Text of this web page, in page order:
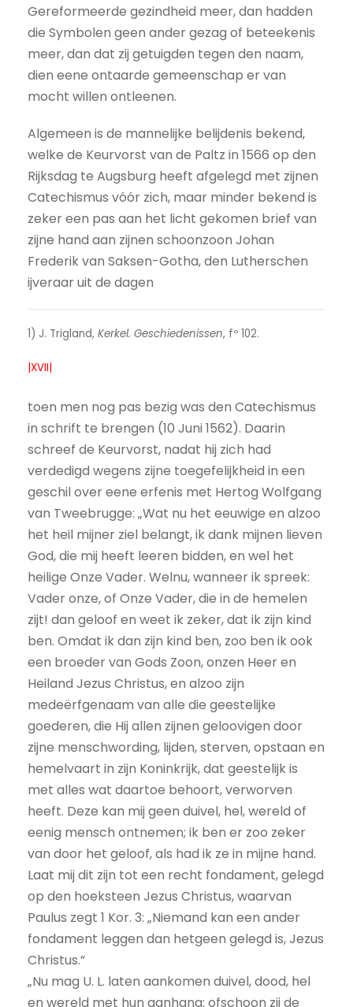
Gereformeerde gezindheid meer, dan hadden
die Symbolen geen ander gezag of beteekenis
meer, dan dat zij getuigden tegen den naam,
dien eene ontaarde gemeenschap er van
mocht willen ontleenen.
Algemeen is de mannelijke belijdenis bekend,
welke de Keurvorst van de Paltz in 1566 op den
Rijksdag te Augsburg heeft afgelegd met zijnen
Catechismus vóór zich, maar minder bekend is
zeker een pas aan het licht gekomen brief van
zijne hand aan zijnen schoonzoon Johan
Frederik van Saksen-Gotha, den Lutherschen
ijveraar uit de dagen
1) J. Trigland, Kerkel. Geschiedenissen, fº 102.
|XVII|
toen men nog pas bezig was den Catechismus
in schrift te brengen (10 Juni 1562). Daarin
schreef de Keurvorst, nadat hij zich had
verdedigd wegens zijne toegefelijkheid in een
geschil over eene erfenis met Hertog Wolfgang
van Tweebrugge: „Wat nu het eeuwige en alzoo
het heil mijner ziel belangt, ik dank mijnen lieven
God, die mij heeft leeren bidden, en wel het
heilige Onze Vader. Welnu, wanneer ik spreek:
Vader onze, of Onze Vader, die in de hemelen
zijt! dan geloof en weet ik zeker, dat ik zijn kind
ben. Omdat ik dan zijn kind ben, zoo ben ik ook
een broeder van Gods Zoon, onzen Heer en
Heiland Jezus Christus, en alzoo zijn
medeërfgenaam van alle die geestelijke
goederen, die Hij allen zijnen geloovigen door
zijne menschwording, lijden, sterven, opstaan en
hemelvaart in zijn Koninkrijk, dat geestelijk is
met alles wat daartoe behoort, verworven
heeft. Deze kan mij geen duivel, hel, wereld of
eenig mensch ontnemen; ik ben er zoo zeker
van door het geloof, als had ik ze in mijne hand.
Laat mij dit zijn tot een recht fondament, gelegd
op den hoeksteen Jezus Christus, waarvan
Paulus zegt 1 Kor. 3: „Niemand kan een ander
fondament leggen dan hetgeen gelegd is, Jezus
Christus.”
„Nu mag U. L. laten aankomen duivel, dood, hel
en wereld met hun aanhang; ofschoon zij de